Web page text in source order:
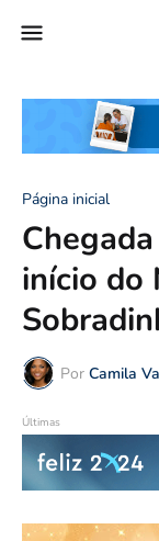
Página inicial
início do
Por Camila
Últimas